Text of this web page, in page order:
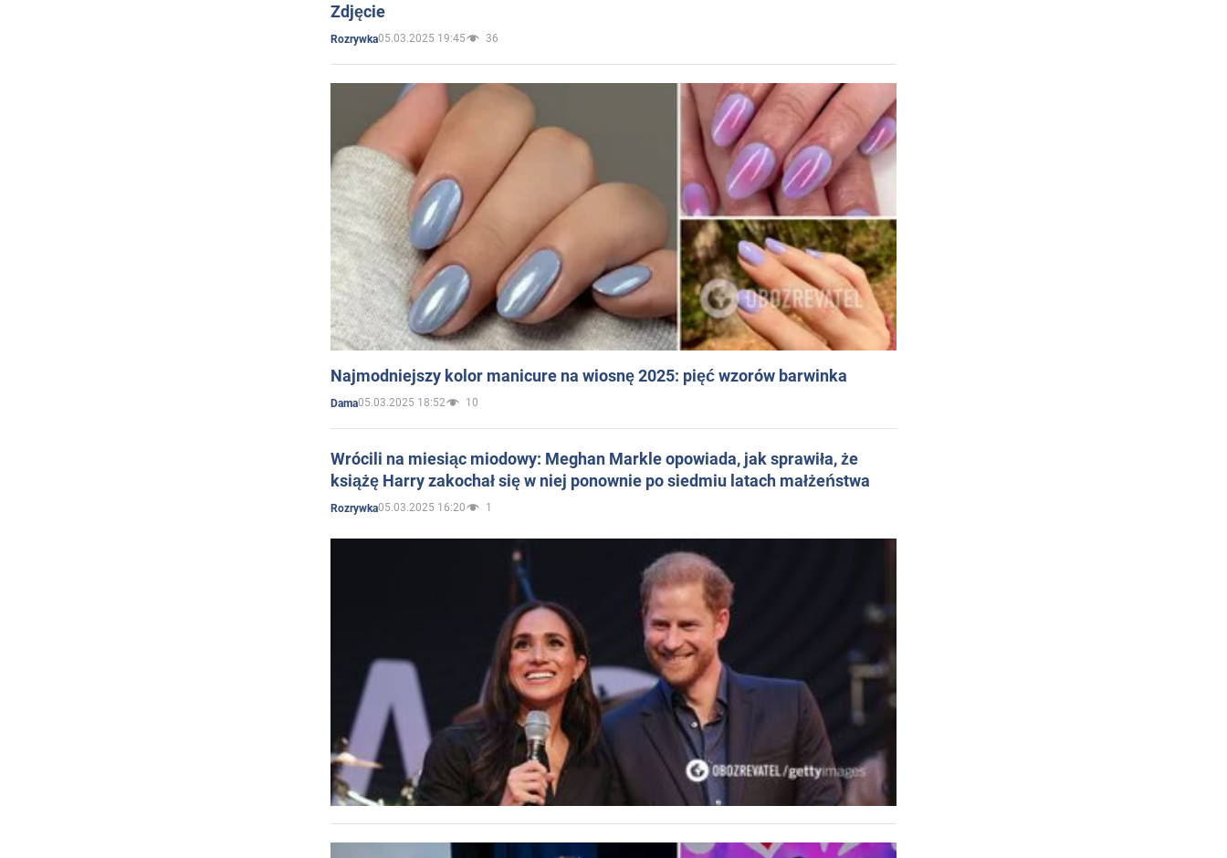
Zdjęcie
Rozrywka05.03.2025 19:45 36
Najmodniejszy kolor manicure na wiosnę 2025: pięć wzorów barwinka
Dama05.03.2025 18:52 10
Wrócili na miesiąc miodowy: Meghan Markle opowiada, jak sprawiła, że
książę Harry zakochał się w niej ponownie po siedmiu latach małżeństwa
Rozrywka05.03.2025 16:20 1